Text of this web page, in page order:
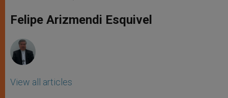
p
p
g
e
o
k
r
Felipe Arizmendi Esquivel
View all articles